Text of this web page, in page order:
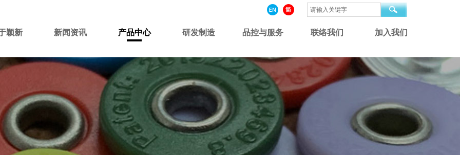
颖新 新闻资讯 产品中心 研发制造 品控与服务 联络我们 加入我们